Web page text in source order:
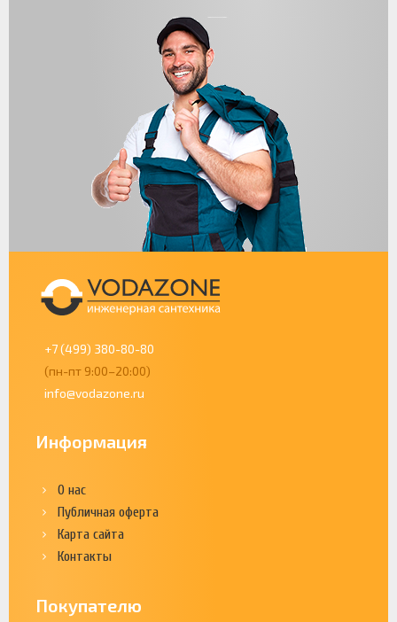
+7 (499) 380-80-80
(пн-пт 9:00–20:00)
info@vodazone.ru
Информация
О нас
Публичная оферта
Карта сайта
Контакты
Покупателю